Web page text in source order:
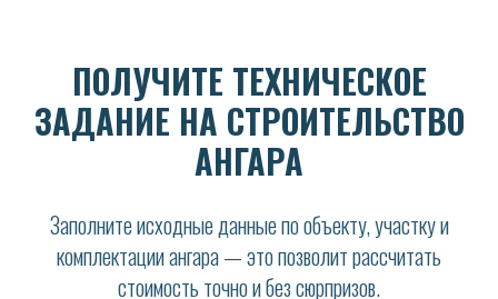
ПОЛУЧИТЕ ТЕХНИЧЕСКОЕ
ЗАДАНИЕ НА СТРОИТЕЛЬСТВО
АНГАРА
Заполните исходные данные по объекту, участку и
комплектации ангара — это позволит рассчитать
стоимость точно и без сюрпризов.